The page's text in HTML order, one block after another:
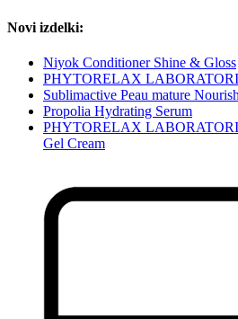
Novi izdelki:
Niyok Conditioner Shine & Gloss
PHYTORELAX
Sublimactive Peau mature
Propolia Hydrating Serum
PHYTORELAX
Gel Cream